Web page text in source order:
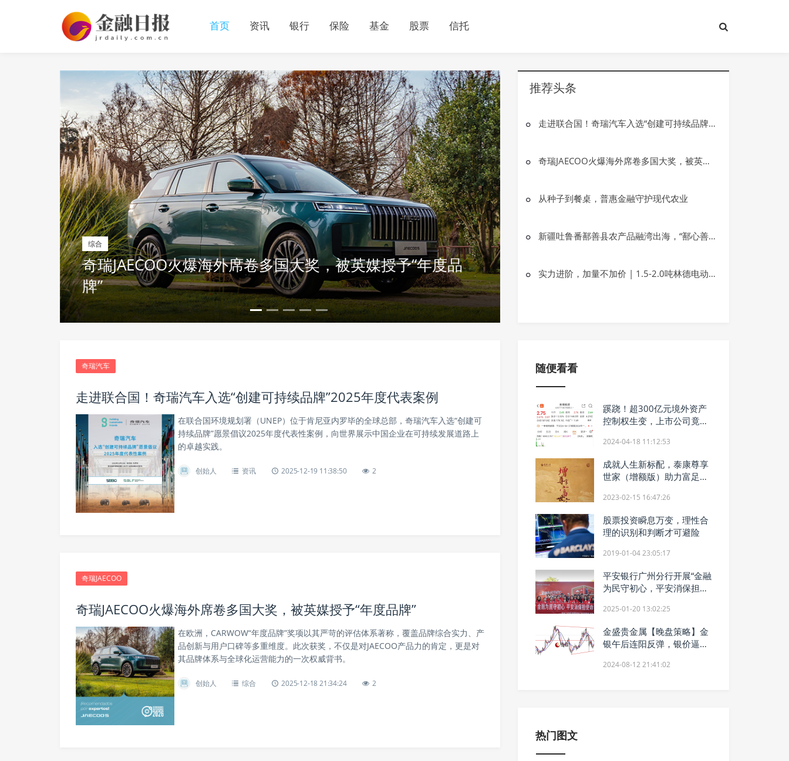
首页 资讯 银行 保险 基金 股票 信托
综合
奇瑞JAECOO火爆海外席卷多国大奖，被英媒授予“年度品
牌”
资讯
环比“四连涨”！奇瑞集团前11月新能
推荐头条
走进联合国！奇瑞汽车入选“创建可持续品牌”2025年度代表案例
奇瑞JAECOO火爆海外席卷多国大奖，被英媒授予“年度品牌”
从种子到餐桌，普惠金融守护现代农业
新疆吐鲁番鄯善县农产品融湾出海，“鄯心善果 ”区域品牌助推乡村振兴
实力进阶，加量不加价 | 1.5-2.0吨林德电动平衡重叉车焕新升级
奇瑞汽车
走进联合国！奇瑞汽车入选“创建可持续品牌”2025年度代表案例
在联合国环境规划署（UNEP）位于肯尼亚内罗毕的全球总部，奇瑞汽车入选“创建可
持续品牌”愿景倡议2025年度代表性案例，向世界展示中国企业在可持续发展道路上
的卓越实践。
创始人 资讯 2025-12-19 11:38:50 2
奇瑞JAECOO
奇瑞JAECOO火爆海外席卷多国大奖，被英媒授予“年度品牌”
在欧洲，CARWOW“年度品牌”奖项以其严苛的评估体系著称，覆盖品牌综合实力、产
品创新与用户口碑等多重维度。此次获奖，不仅是对JAECOO产品力的肯定，更是对
其品牌体系与全球化运营能力的一次权威背书。
创始人 综合 2025-12-18 21:34:24 2
随便看看
蹊跷！超300亿元境外资产
控制权生变，上市公司竟没
2024-04-18 11:12:53
成就人生新标配，泰康尊享
世家（增额版）助力富足人
2023-02-15 16:47:26
股票投资瞬息万变，理性合
理的识别和判断才可避险
2019-01-04 23:05:17
平安银行广州分行开展“金融
为民守初心，平安消保担使
2025-01-20 13:02:25
金盛贵金属【晚盘策略】金
银午后连阳反弹，银价逼近
2024-08-12 21:41:02
热门图文